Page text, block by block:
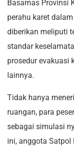
Basarnas Provinsi
perahu karet
diberikan meliputi
standar
prosedur evakuasi
lainnya.
Tidak hanya
ruangan, para
sebagai simulasi
ini, anggota Satpol